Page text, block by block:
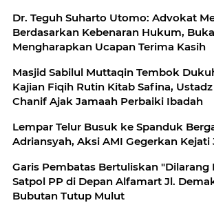
Dr. Teguh Suharto Utomo: Advokat
Berdasarkan Kebenaran Hukum,
Mengharapkan Ucapan Terima Kasih
Masjid Sabilul Muttaqin Tembok
Kajian Fiqih Rutin Kitab Safina,
Chanif Ajak Jamaah Perbaiki Ibadah
Lempar Telur Busuk ke Spanduk
Adriansyah, Aksi AMI Gegerkan Kejati
Garis Pembatas Bertuliskan "Dilarang
Satpol PP di Depan Alfamart Jl.
Bubutan Tutup Mulut